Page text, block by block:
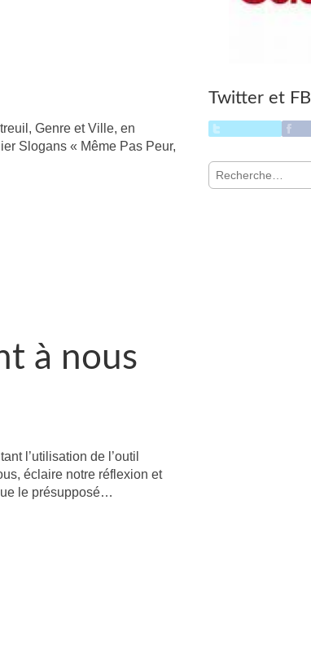
Genre et Ville, en
Slogans « Même Pas Peur,
à nous
l’utilisation de l’outil
éclaire notre réflexion et
le présupposé…
Twitter et FB
Rechercher :